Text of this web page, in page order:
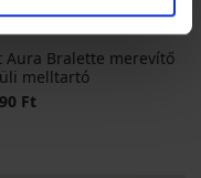
Aura Bralette merevítő
melltartó
Ft